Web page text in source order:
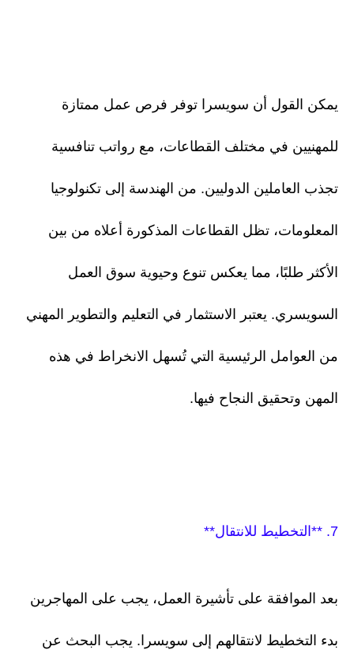
يمكن القول أن سويسرا توفر فرص عمل ممتازة
للمهنيين في مختلف القطاعات، مع رواتب تنافسية
تجذب العاملين الدوليين. من الهندسة إلى تكنولوجيا
المعلومات، تظل القطاعات المذكورة أعلاه من بين
الأكثر طلبًا، مما يعكس تنوع وحيوية سوق العمل
السويسري. يعتبر الاستثمار في التعليم والتطوير المهني
من العوامل الرئيسية التي تُسهل الانخراط في هذه
المهن وتحقيق النجاح فيها.
7. **التخطيط للانتقال**
بعد الموافقة على تأشيرة العمل، يجب على المهاجرين
بدء التخطيط لانتقالهم إلى سويسرا. يجب البحث عن